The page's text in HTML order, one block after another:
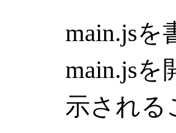
main.js
main.js
示される